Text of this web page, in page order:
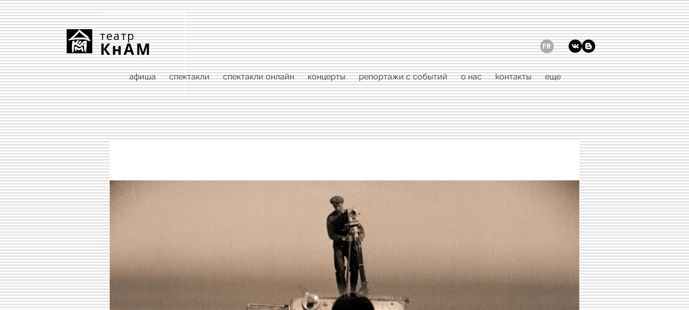
театр
КнАМ
афиша спектакли спектакли онлайн концерты репортажи с событий о нас kонтакты еще
FR